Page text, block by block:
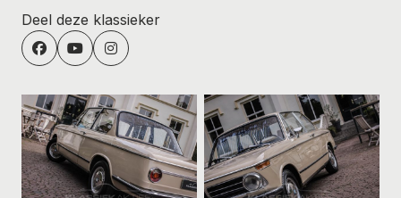
Deel deze klassieker